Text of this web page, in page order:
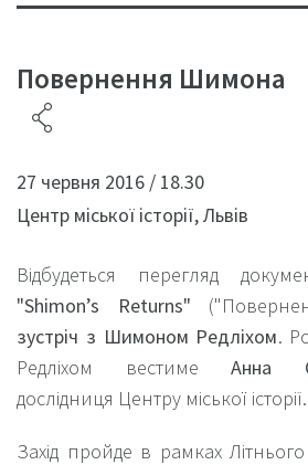
Повернення Шимона
27 червня 2016 / 18.30
Центр міської історії, Львів
Відбудеться перегляд
"Shimon’s Returns"
зустріч з Шимоном Редліхом.
Редліхом вестимеАнна
дослідниця Центру міської історії.
Захід пройде в рамках Літнього